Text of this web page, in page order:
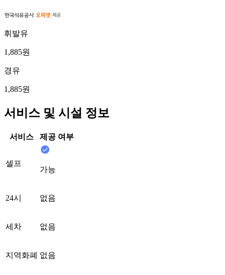
휘발유
1,885원
경유
1,885원
서비스 및 시설 정보
서비스 제공 여부
셀프
가능
24시 없음
세차 없음
지역화폐 없음